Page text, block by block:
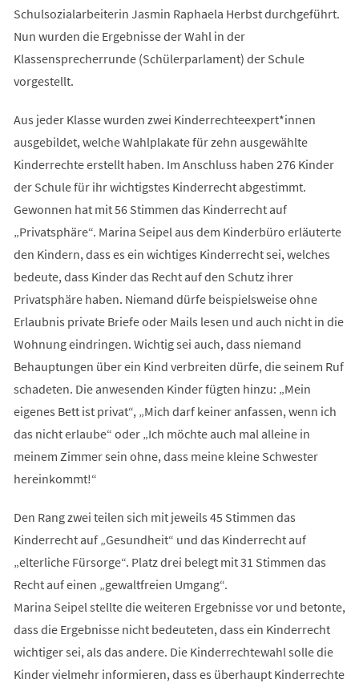
Schulsozialarbeiterin Jasmin Raphaela Herbst durchgeführt.
Nun wurden die Ergebnisse der Wahl in der
Klassensprecherrunde (Schülerparlament) der Schule
vorgestellt.
Aus jeder Klasse wurden zwei Kinderrechteexpert*innen
ausgebildet, welche Wahlplakate für zehn ausgewählte
Kinderrechte erstellt haben. Im Anschluss haben 276 Kinder
der Schule für ihr wichtigstes Kinderrecht abgestimmt.
Gewonnen hat mit 56 Stimmen das Kinderrecht auf
„Privatsphäre“. Marina Seipel aus dem Kinderbüro erläuterte
den Kindern, dass es ein wichtiges Kinderrecht sei, welches
bedeute, dass Kinder das Recht auf den Schutz ihrer
Privatsphäre haben. Niemand dürfe beispielsweise ohne
Erlaubnis private Briefe oder Mails lesen und auch nicht in die
Wohnung eindringen. Wichtig sei auch, dass niemand
Behauptungen über ein Kind verbreiten dürfe, die seinem Ruf
schadeten. Die anwesenden Kinder fügten hinzu: „Mein
eigenes Bett ist privat“, „Mich darf keiner anfassen, wenn ich
das nicht erlaube“ oder „Ich möchte auch mal alleine in
meinem Zimmer sein ohne, dass meine kleine Schwester
hereinkommt!“
Den Rang zwei teilen sich mit jeweils 45 Stimmen das
Kinderrecht auf „Gesundheit“ und das Kinderrecht auf
„elterliche Fürsorge“. Platz drei belegt mit 31 Stimmen das
Recht auf einen „gewaltfreien Umgang“.
Marina Seipel stellte die weiteren Ergebnisse vor und betonte,
dass die Ergebnisse nicht bedeuteten, dass ein Kinderrecht
wichtiger sei, als das andere. Die Kinderrechtewahl solle die
Kinder vielmehr informieren, dass es überhaupt Kinderrechte